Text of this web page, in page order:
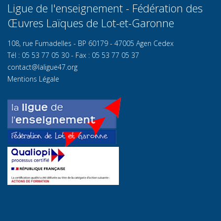
Ligue de l'enseignement - Fédération des
Œuvres Laïques de Lot-et-Garonne
108, rue Fumadelles - BP 60179 - 47005 Agen Cedex
Tél : 05 53 77 05 30 - Fax : 05 53 77 05 37
contact@laligue47.org
Mentions Légale